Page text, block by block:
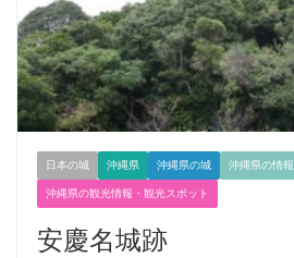
日本の城 沖縄県 沖縄県の城 沖縄県の情報
沖縄県の観光情報・観光スポット
安慶名城跡